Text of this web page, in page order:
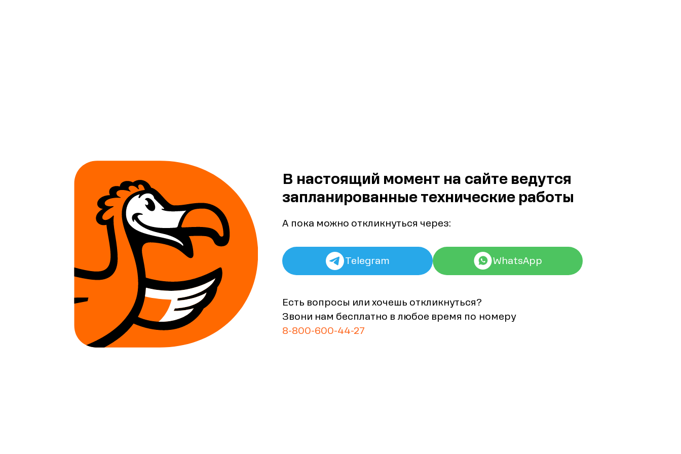
В настоящий момент на сайте ведутся
запланированные технические работы
А пока можно откликнуться через:
Telegram WhatsApp
Есть вопросы или хочешь откликнуться?
Звони нам бесплатно в любое время по номеру
8-800-600-44-27